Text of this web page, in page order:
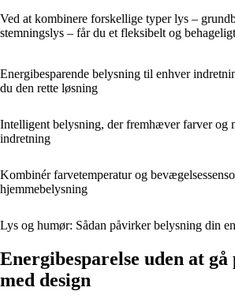
Ved at kombinere forskellige typer lys –
stemningslys – får du et fleksibelt og
Energibesparende belysning til enhver
du den rette løsning
Intelligent belysning, der fremhæver farver og
indretning
Kombinér farvetemperatur og
hjemmebelysning
Lys og humør: Sådan påvirker belysning din
Energibesparelse uden at
med design